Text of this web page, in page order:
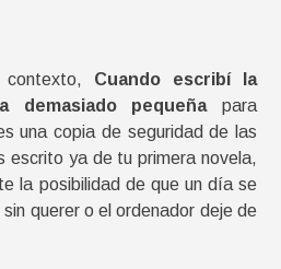
contexto, Cuando escribí la
demasiado pequeñapara
una copia de seguridad de las
escrito ya de tu primera novela,
la posibilidad de que un día se
querer o el ordenador deje de